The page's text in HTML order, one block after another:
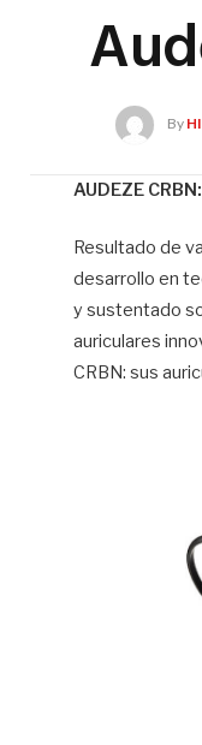
By
AUDEZE
Resultado de
desarrollo en
y sustentado
auriculares
CRBN: sus